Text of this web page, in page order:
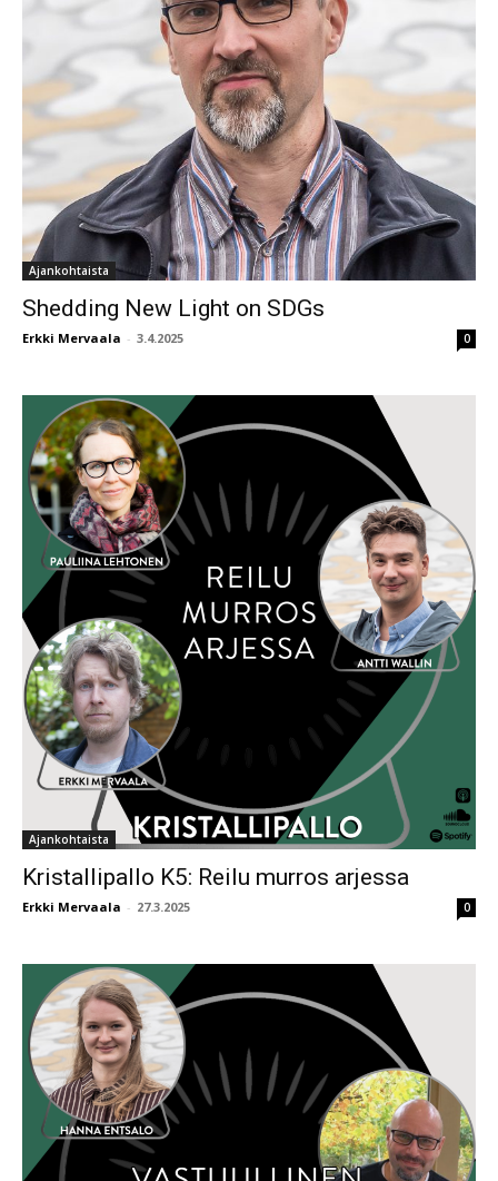
Ajankohtaista
Shedding New Light on SDGs
Erkki Mervaala - 3.4.2025 0
Ajankohtaista
Kristallipallo K5: Reilu murros arjessa
Erkki Mervaala - 27.3.2025 0